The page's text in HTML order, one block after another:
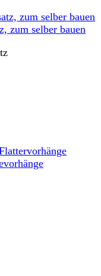
zum selber bauen